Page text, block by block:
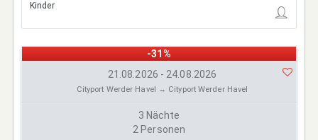
Kinder
-31%
21.08.2026 - 24.08.2026
Cityport Werder Havel → Cityport Werder Havel
3 Nächte
2 Personen